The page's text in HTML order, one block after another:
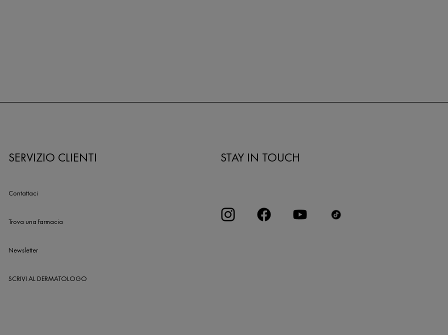
SERVIZIO CLIENTI
Contattaci
Trova una farmacia
Newsletter
SCRIVI AL DERMATOLOGO
STAY IN TOUCH